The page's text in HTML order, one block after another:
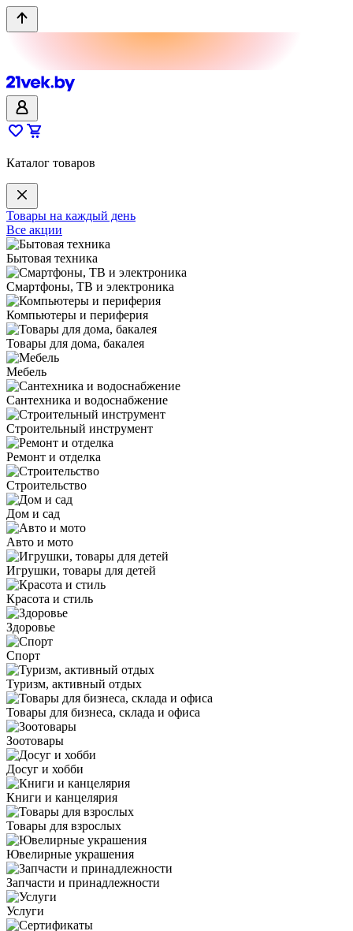
Каталог товаров
Товары на каждый день
Все акции
Бытовая техника
Смартфоны, ТВ и электроника
Компьютеры и периферия
Товары для дома, бакалея
Мебель
Сантехника и водоснабжение
Строительный инструмент
Ремонт и отделка
Строительство
Дом и сад
Авто и мото
Игрушки, товары для детей
Красота и стиль
Здоровье
Спорт
Туризм, активный отдых
Товары для бизнеса, склада и офиса
Зоотовары
Досуг и хобби
Книги и канцелярия
Товары для взрослых
Ювелирные украшения
Запчасти и принадлежности
Услуги